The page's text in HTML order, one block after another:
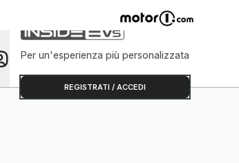
Per un'esperienza più personalizzata
REGISTRATI / ACCEDI